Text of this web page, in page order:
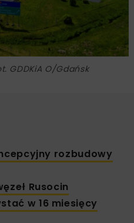
GDDKiA O/Gdańsk
rozbudowy
Rusocin
w 16 miesięcy